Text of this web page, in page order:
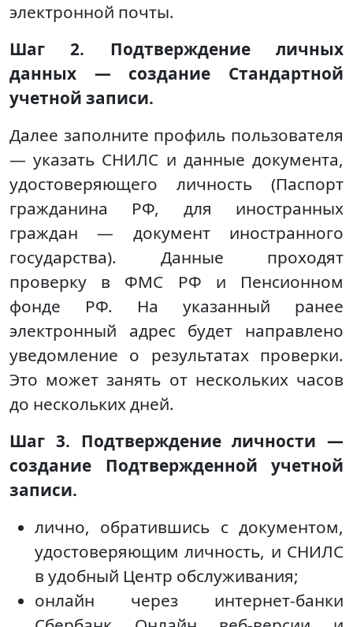
электронной почты.
Шаг 2. Подтверждение личных
данных — создание Стандартной
учетной записи.
Далее заполните профиль пользователя
— указать СНИЛС и данные документа,
удостоверяющего личность (Паспорт
гражданина РФ, для иностранных
граждан — документ иностранного
государства). Данные проходят
проверку в ФМС РФ и Пенсионном
фонде РФ. На указанный ранее
электронный адрес будет направлено
уведомление о результатах проверки.
Это может занять от нескольких часов
до нескольких дней.
Шаг 3. Подтверждение личности —
создание Подтвержденной учетной
записи.
лично, обратившись с документом,
удостоверяющим личность, и СНИЛС
в удобный Центр обслуживания;
онлайн через интернет-банки